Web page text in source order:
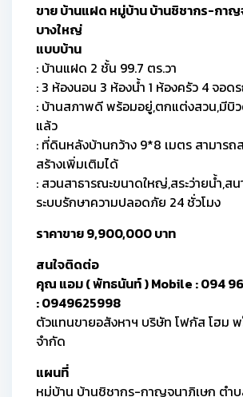
ขาย บ้านแฝด หมู่บ้าน บ้านชิชากร-กาญ
บางใหญ่
แบบบ้าน
: บ้านแฝด 2 ชั้น 99.7 ตร.วา
: 3 ห้องนอน 3 ห้องน้ำ 1 ห้องครัว 4 จอด
: บ้านสภาพดี พร้อมอยู่,ตกแต่งสวน,มีบิ
แล้ว
: ที่ดินหลังบ้านกว้าง 9*8 เมตร สามารถ
สร้างเพิ่มเติมได้
: สวนสาธารณะขนาดใหญ่,สระว่ายน้ำ,สน
ระบบรักษาความปลอดภัย 24 ชั่วโมง
ราคาขาย 9,900,000 บาท
สนใจติดต่อ
คุณ แอม ( พัทธนันท์ ) Mobile : 094
: 0949625998
ตัวแทนขายอสังหาฯ บริษัท โฟกัส โฮม
จำกัด
แผนที่
หมู่บ้าน บ้านชิชากร-กาญจนาภิเษก ตำ